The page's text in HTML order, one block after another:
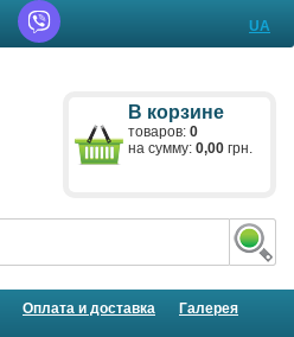
UA
В корзине
товаров: 0
на сумму: 0,00грн.
Оплата и доставка Галерея